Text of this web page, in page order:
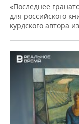
«Последнее
для российского
курдского автора